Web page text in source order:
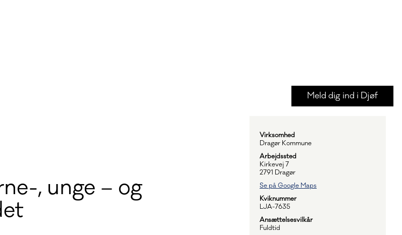
Meld dig ind i Djøf
, unge – og
Virksomhed
Dragør Kommune
Arbejdssted
Kirkevej 7
2791 Dragør
Se på Google Maps
Kviknummer
LJA-7635
Ansættelsesvilkår
Fuldtid